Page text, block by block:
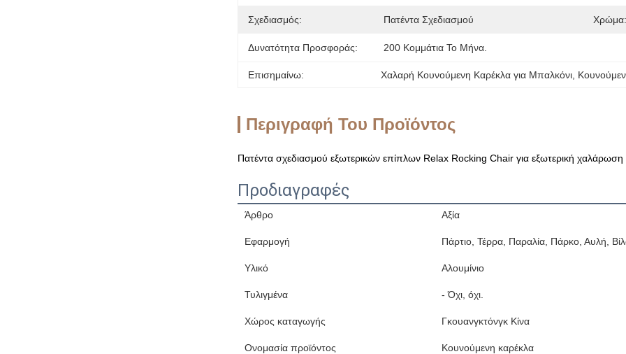
Σχεδιασμός: Πατέντα Σχεδιασμού Χρώμα:
Δυνατότητα Προσφοράς: 200 Κομμάτια Το Μήνα.
Επισημαίνω: Χαλαρή Κουνούμενη Καρέκλα για Μπαλκόνι,
Περιγραφή Του Προϊόντος
Πατέντα σχεδιασμού εξωτερικών επίπλων Relax Rocking Chair για εξωτερική
Προδιαγραφές
Άρθρο Αξία
Εφαρμογή Πάρτιο, Τέρρα, Παραλία, Πάρκο, Αυλή,
Υλικό Αλουμίνιο
Τυλιγμένα - Όχι, όχι.
Χώρος καταγωγής Γκουανγκτόνγκ Κίνα
Ονομασία προϊόντος
Κουνούμενη καρέκλα